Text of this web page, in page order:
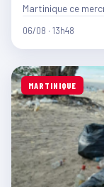
Martinique ce
06/08 · 13h48
MARTINIQUE